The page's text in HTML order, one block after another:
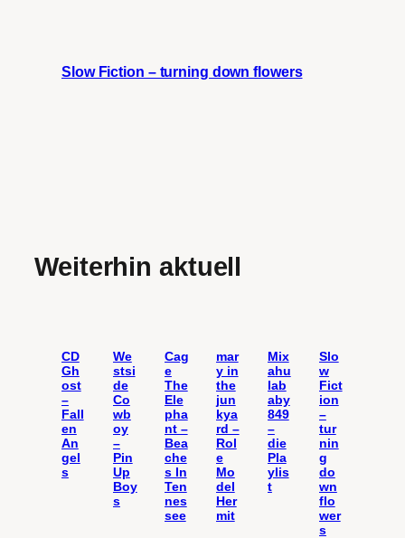
Slow Fiction – turning down flowers
Weiterhin aktuell
CD
Gh
ost
–
Fall
en
An
gel
s
We
stsi
de
Co
wb
oy
–
Pin
Up
Boy
s
Cag
e
The
Ele
pha
nt –
Bea
che
s In
Ten
nes
see
mar
y in
the
jun
kya
rd –
Rol
e
Mo
del
Her
mit
Mix
ahu
lab
aby
849
–
die
Pla
ylis
t
Slo
w
Fict
ion
–
tur
nin
g
do
wn
flo
wer
s